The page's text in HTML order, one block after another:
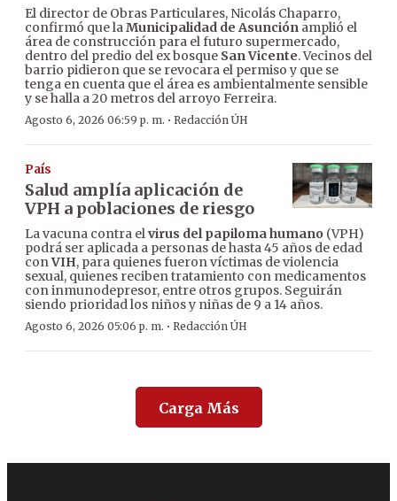
El director de Obras Particulares, Nicolás Chaparro,
confirmó que laMunicipalidad de Asunción amplió el
área de construcción para el futuro supermercado,
dentro del predio del ex bosque San Vicente. Vecinos del
barrio pidieron que se revocara el permiso y que se
tenga en cuenta que el área es ambientalmente sensible
y se halla a 20 metros del arroyo Ferreira.
Agosto 6, 2026 06:59 p. m. · Redacción ÚH
País
Salud amplía aplicación de
VPH a poblaciones de riesgo
La vacuna contra elvirus del papiloma humano (VPH)
podrá ser aplicada a personas de hasta 45 años de edad
conVIH, para quienes fueron víctimas de violencia
sexual, quienes reciben tratamiento con medicamentos
con inmunodepresor, entre otros grupos. Seguirán
siendo prioridad los niños y niñas de 9 a 14 años.
Agosto 6, 2026 05:06 p. m. · Redacción ÚH
Carga Más